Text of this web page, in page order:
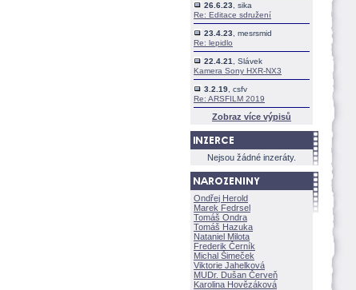
26.6.23 , sika
Re: Editace sdružení
23.4.23 , mesrsmid
Re: lepidlo
22.4.21
, Slávek
Kamera Sony HXR-NX3
3.2.19 , csfv
Re: ARSFILM 2019
Zobraz více výpisů
Nejsou žádné inzeráty.
Ondřej Herold
Marek Fedrsel
Tomáš Ondra
Tomáš Hazuka
Nataniel Milota
Frederik Černík
Michal Šimeček
Viktorie Jahelkov
MUDr. Dušan Červeň
Karolina Hovězákov